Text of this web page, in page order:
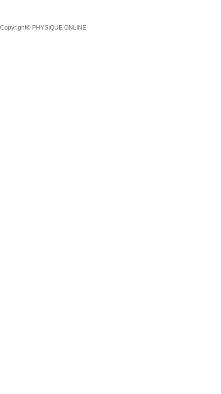
Copyright© PHYSIQUE ONLINE